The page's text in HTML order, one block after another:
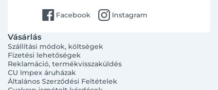
facebook Facebook instagram Instagram
Vásárlás
Szállítási módok, költségek
Fizetési lehetőségek
Reklamáció, termékvisszaküldés
CU Impex áruházak
Általános Szerződési Feltételek